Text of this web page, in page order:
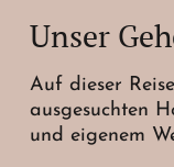
Unser
Auf dieser
ausgesuchten
und eigenem